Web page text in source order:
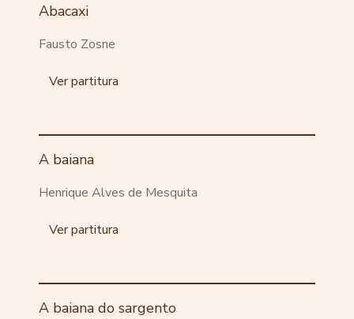
Abacaxi
Fausto Zosne
Ver partitura
A baiana
Henrique Alves de Mesquita
Ver partitura
A baiana do sargento